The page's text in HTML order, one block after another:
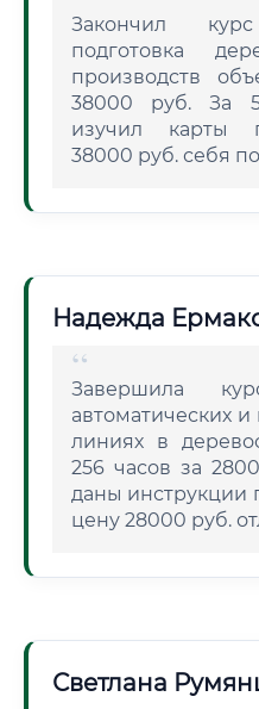
Закончил курс
подготовка
производств
38000 руб. За
изучил карты
38000 руб. себя
Надежда
Завершила
автоматических
линиях в
256 часов за
даны инструкции
цену 28000 руб.
Светлана